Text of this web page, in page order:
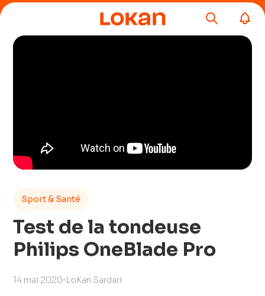
Sport & Santé
Test de la tondeuse
Philips OneBlade Pro
14 mai 2020 LoKan Sardari